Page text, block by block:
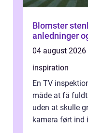
Blomster stenløse
anledninger
04 august 2026
inspiration
En TV
måde at få
uden at skulle
kamera ført ind